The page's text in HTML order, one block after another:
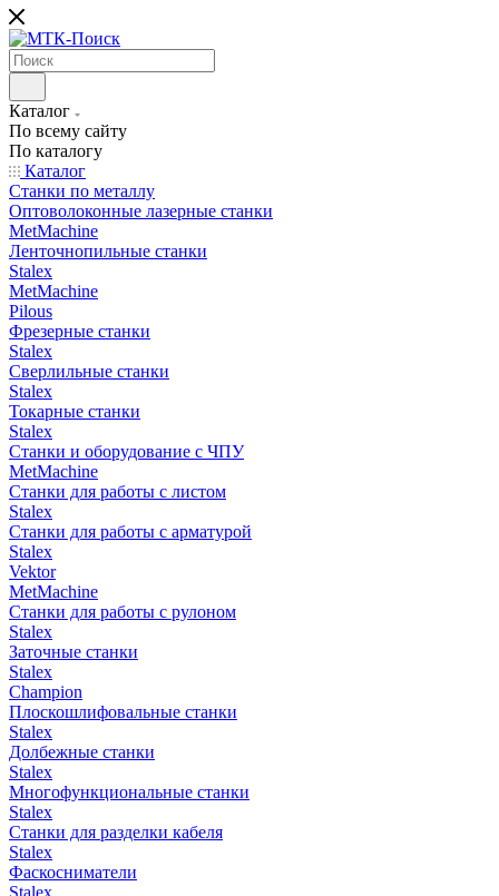
Каталог
По всему сайту
По каталогу
Каталог
Станки по металлу
Оптоволоконные лазерные станки
MetMachine
Ленточнопильные станки
Stalex
MetMachine
Pilous
Фрезерные станки
Stalex
Сверлильные станки
Stalex
Токарные станки
Stalex
Станки и оборудование с ЧПУ
MetMachine
Станки для работы с листом
Stalex
Станки для работы с арматурой
Stalex
Vektor
MetMachine
Станки для работы с рулоном
Stalex
Заточные станки
Stalex
Champion
Плоскошлифовальные станки
Stalex
Долбежные станки
Stalex
Многофункциональные станки
Stalex
Станки для разделки кабеля
Stalex
Фаскосниматели
Stalex